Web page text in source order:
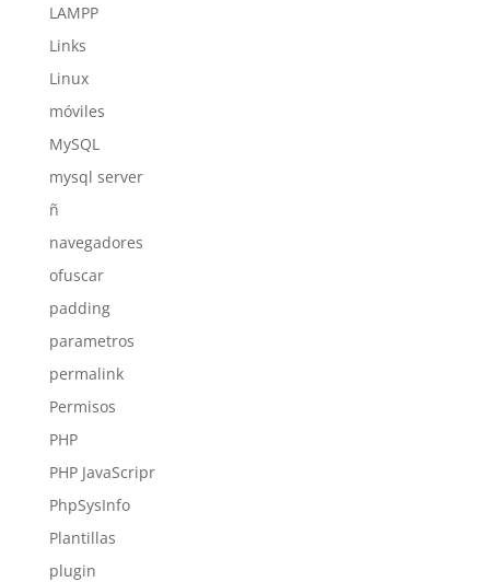
LAMPP
Links
Linux
móviles
MySQL
mysql server
ñ
navegadores
ofuscar
padding
parametros
permalink
Permisos
PHP
PHP JavaScripr
PhpSysInfo
Plantillas
plugin